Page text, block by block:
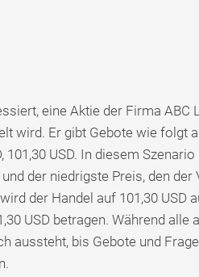
eine Aktie der Firma ABC
wird. Er gibt Gebote wie folgt
101,30 USD. In diesem
der niedrigste Preis, den der
der Handel auf 101,30 USD
USD betragen. Während alle
aussteht, bis Gebote und